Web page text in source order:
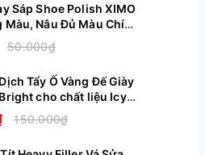
áp lực mặt đất lên bàn
khí tạo cảm giác thoải mái
liệu da thật bền bỉ không bị nổ,
Sáp Shoe Polish XIMO
Nâu Đủ Màu Chính
50.000₫
Tẩy Ố Vàng Đế Giày
cho chất liệu Icy
Boost XI07
150.000₫